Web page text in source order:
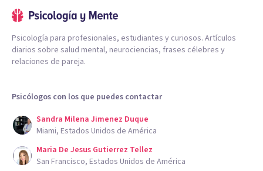
Psicología para profesionales, estudiantes y curiosos. Artículos
diarios sobre salud mental, neurociencias, frases célebres y
relaciones de pareja.
Psicólogos con los que puedes contactar
Sandra Milena Jimenez Duque
Miami, Estados Unidos de América
Maria De Jesus Gutierrez Tellez
San Francisco, Estados Unidos de América